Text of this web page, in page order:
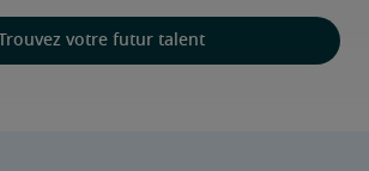
Trouvez votre futur talent